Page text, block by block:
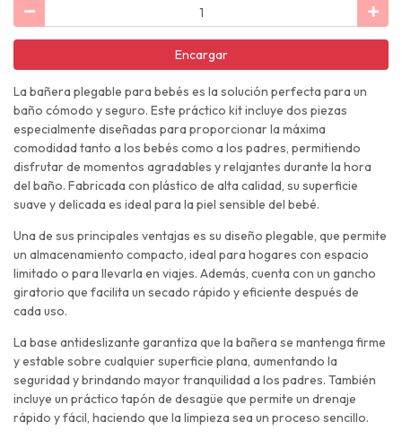
Encargar
La bañera plegable para bebés es la solución perfecta para un
baño cómodo y seguro. Este práctico kit incluye dos piezas
especialmente diseñadas para proporcionar la máxima
comodidad tanto a los bebés como a los padres, permitiendo
disfrutar de momentos agradables y relajantes durante la hora
del baño. Fabricada con plástico de alta calidad, su superficie
suave y delicada es ideal para la piel sensible del bebé.
Una de sus principales ventajas es su diseño plegable, que permite
un almacenamiento compacto, ideal para hogares con espacio
limitado o para llevarla en viajes. Además, cuenta con un gancho
giratorio que facilita un secado rápido y eficiente después de
cada uso.
La base antideslizante garantiza que la bañera se mantenga firme
y estable sobre cualquier superficie plana, aumentando la
seguridad y brindando mayor tranquilidad a los padres. También
incluye un práctico tapón de desagüe que permite un drenaje
rápido y fácil, haciendo que la limpieza sea un proceso sencillo.